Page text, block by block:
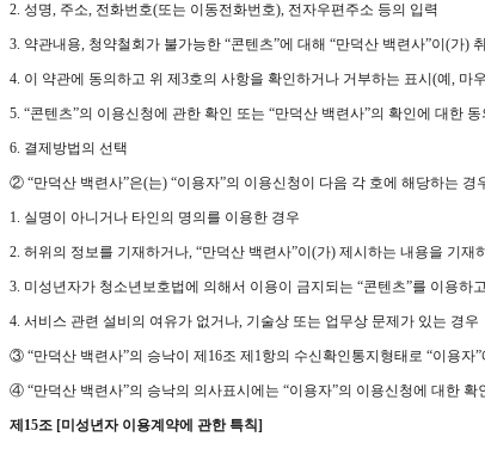
2. 성명, 주소, 전화번호(또는 이동전화번호), 전자우편주소 등의 입력
3. 약관내용, 청약철회가 불가능한 “콘텐츠”에 대해 “만덕산 백련사”이(가)
4. 이 약관에 동의하고 위 제3호의 사항을 확인하거나 거부하는 표시(예, 마
5. “콘텐츠”의 이용신청에 관한 확인 또는 “만덕산 백련사”의 확인에 대한 동
6. 결제방법의 선택
② “만덕산 백련사”은(는) “이용자”의 이용신청이 다음 각 호에 해당하는
1. 실명이 아니거나 타인의 명의를 이용한 경우
2. 허위의 정보를 기재하거나, “만덕산 백련사”이(가) 제시하는 내용을 기재
3. 미성년자가 청소년보호법에 의해서 이용이 금지되는 “콘텐츠”를 이용하
4. 서비스 관련 설비의 여유가 없거나, 기술상 또는 업무상 문제가 있는 경우
③ “만덕산 백련사”의 승낙이 제16조 제1항의 수신확인통지형태로 “이용자
④ “만덕산 백련사”의 승낙의 의사표시에는 “이용자”의 이용신청에 대한
제15조 [미성년자 이용계약에 관한 특칙]